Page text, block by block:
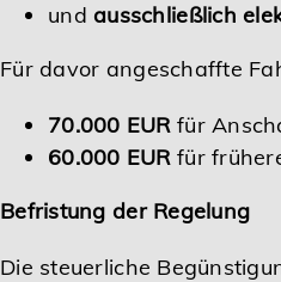
undausschließlich
Für davor angeschaffte
70.000 EURfür
60.000 EURfür
Befristung der Regelung
Die steuerliche